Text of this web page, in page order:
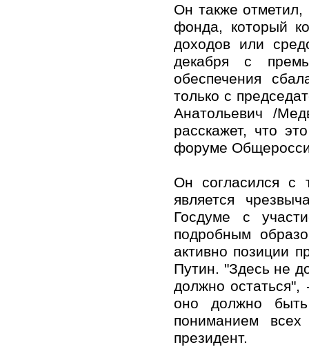
Он также отметил,
фонда, который
доходов или
декабря с
обеспечения
только с
Анатольевич /
расскажет, что
форуме
Он согласился с
является
Госдуме с
подробным
активно позиции
Путин. "Здесь не
должно
оно должно
пониманием
президент.